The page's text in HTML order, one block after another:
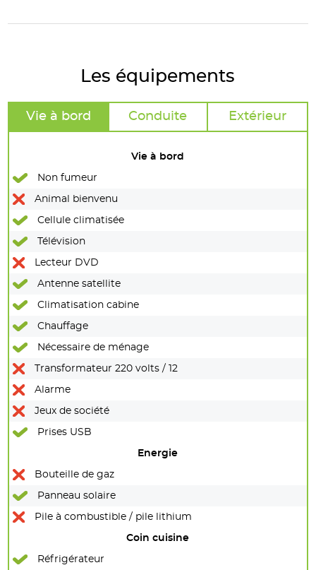
Les équipements
Vie à bord Conduite Extérieur
Vie à bord
Non fumeur
Animal bienvenu
Cellule climatisée
Télévision
Lecteur DVD
Antenne satellite
Climatisation cabine
Chauffage
Nécessaire de ménage
Transformateur 220 volts / 12
Alarme
Jeux de société
Prises USB
Energie
Bouteille de gaz
Panneau solaire
Pile à combustible / pile lithium
Coin cuisine
Réfrigérateur